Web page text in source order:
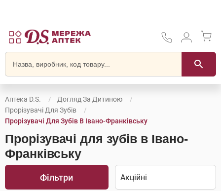
Аптека D.S.
Догляд За Дитиною
Прорізувачі Для Зубів
Прорізувачі Для Зубів В Івано-Франківську
Прорізувачі для зубів в Івано-
Франківську
Фільтри